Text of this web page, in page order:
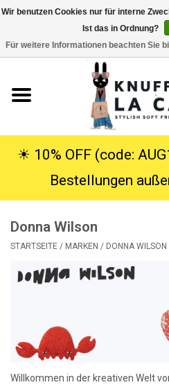
Kuscheltiere
SALE
Lookbooks
Marken
☀︎ 10% OFF (code:
Bestellungen
Donna Wilson
STARTSEITE / MARKEN / DONNA WILSON
Willkommen in der kreativen Welt
Wir benutzen Cookies nur für interne
Ist das in Ordnung?
Für weitere Informationen beachten Sie